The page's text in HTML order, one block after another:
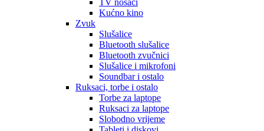
TV nosači
Kućno kino
Zvuk
Slušalice
Bluetooth slušalice
Bluetooth zvučnici
Slušalice i mikrofoni
Soundbar i ostalo
Ruksaci, torbe i ostalo
Torbe za laptope
Ruksaci za laptope
Slobodno vrijeme